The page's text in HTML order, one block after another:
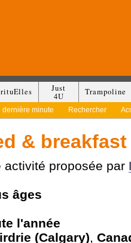
Just
4U
Trampoline
dernière minute Rechercher
& breakfast
activité proposée par
âges
l'année
(Calgary),